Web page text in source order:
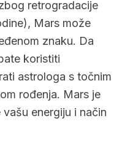
retrogradacije
Mars može
znaku. Da
koristiti
astrologa s točnim
rođenja. Mars je
energiju i način